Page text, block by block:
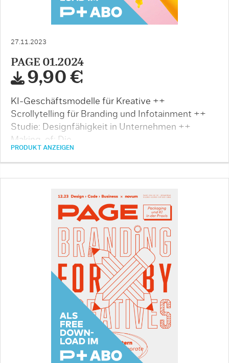
27.11.2023
PAGE 01.2024
9,90 €
KI-Geschäftsmodelle für Kreative ++
Scrollytelling für Branding und Infotainment ++
Studie: Designfähigkeit in Unternehmen ++
Making-of: Die …
PRODUKT ANZEIGEN